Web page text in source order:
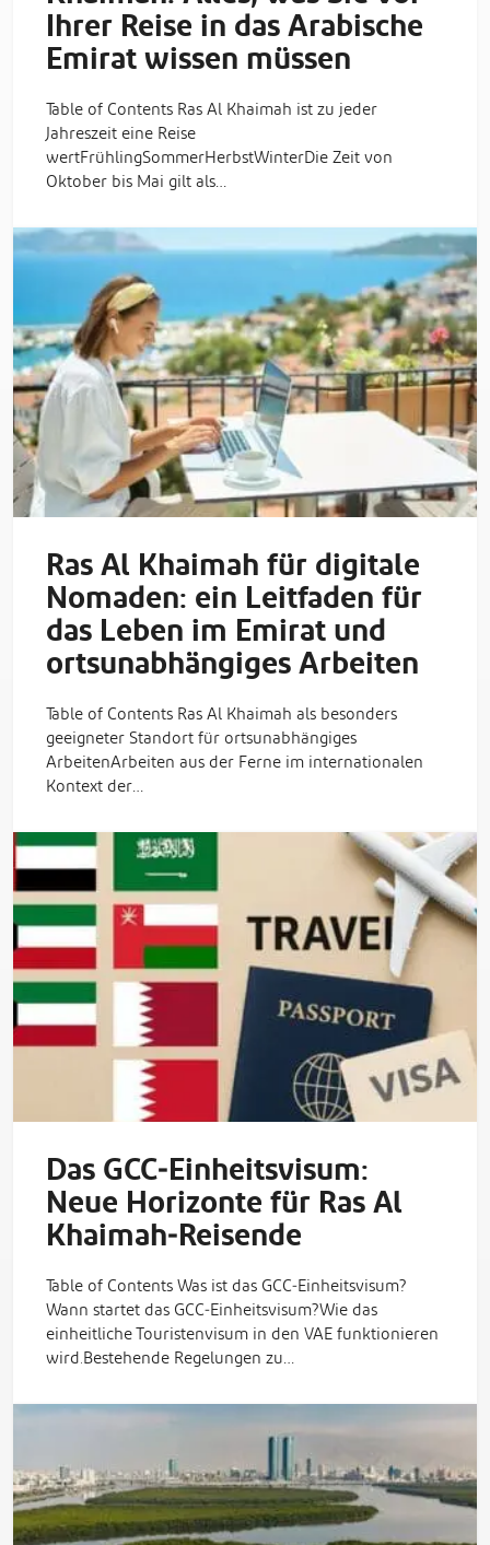
Ihrer Reise in das Arabische
Emirat wissen müssen
Table of Contents Ras Al Khaimah ist zu jeder
Jahreszeit eine Reise
wertFrühlingSommerHerbstWinterDie Zeit von
Oktober bis Mai gilt als…
Ras Al Khaimah für digitale
Nomaden: ein Leitfaden für
das Leben im Emirat und
ortsunabhängiges Arbeiten
Table of Contents Ras Al Khaimah als besonders
geeigneter Standort für ortsunabhängiges
ArbeitenArbeiten aus der Ferne im internationalen
Kontext der…
Das GCC‑Einheitsvisum:
Neue Horizonte für Ras Al
Khaimah‑Reisende
Table of Contents Was ist das GCC‑Einheitsvisum?
Wann startet das GCC‑Einheitsvisum?Wie das
einheitliche Touristenvisum in den VAE funktionieren
wird.Bestehende Regelungen zu…